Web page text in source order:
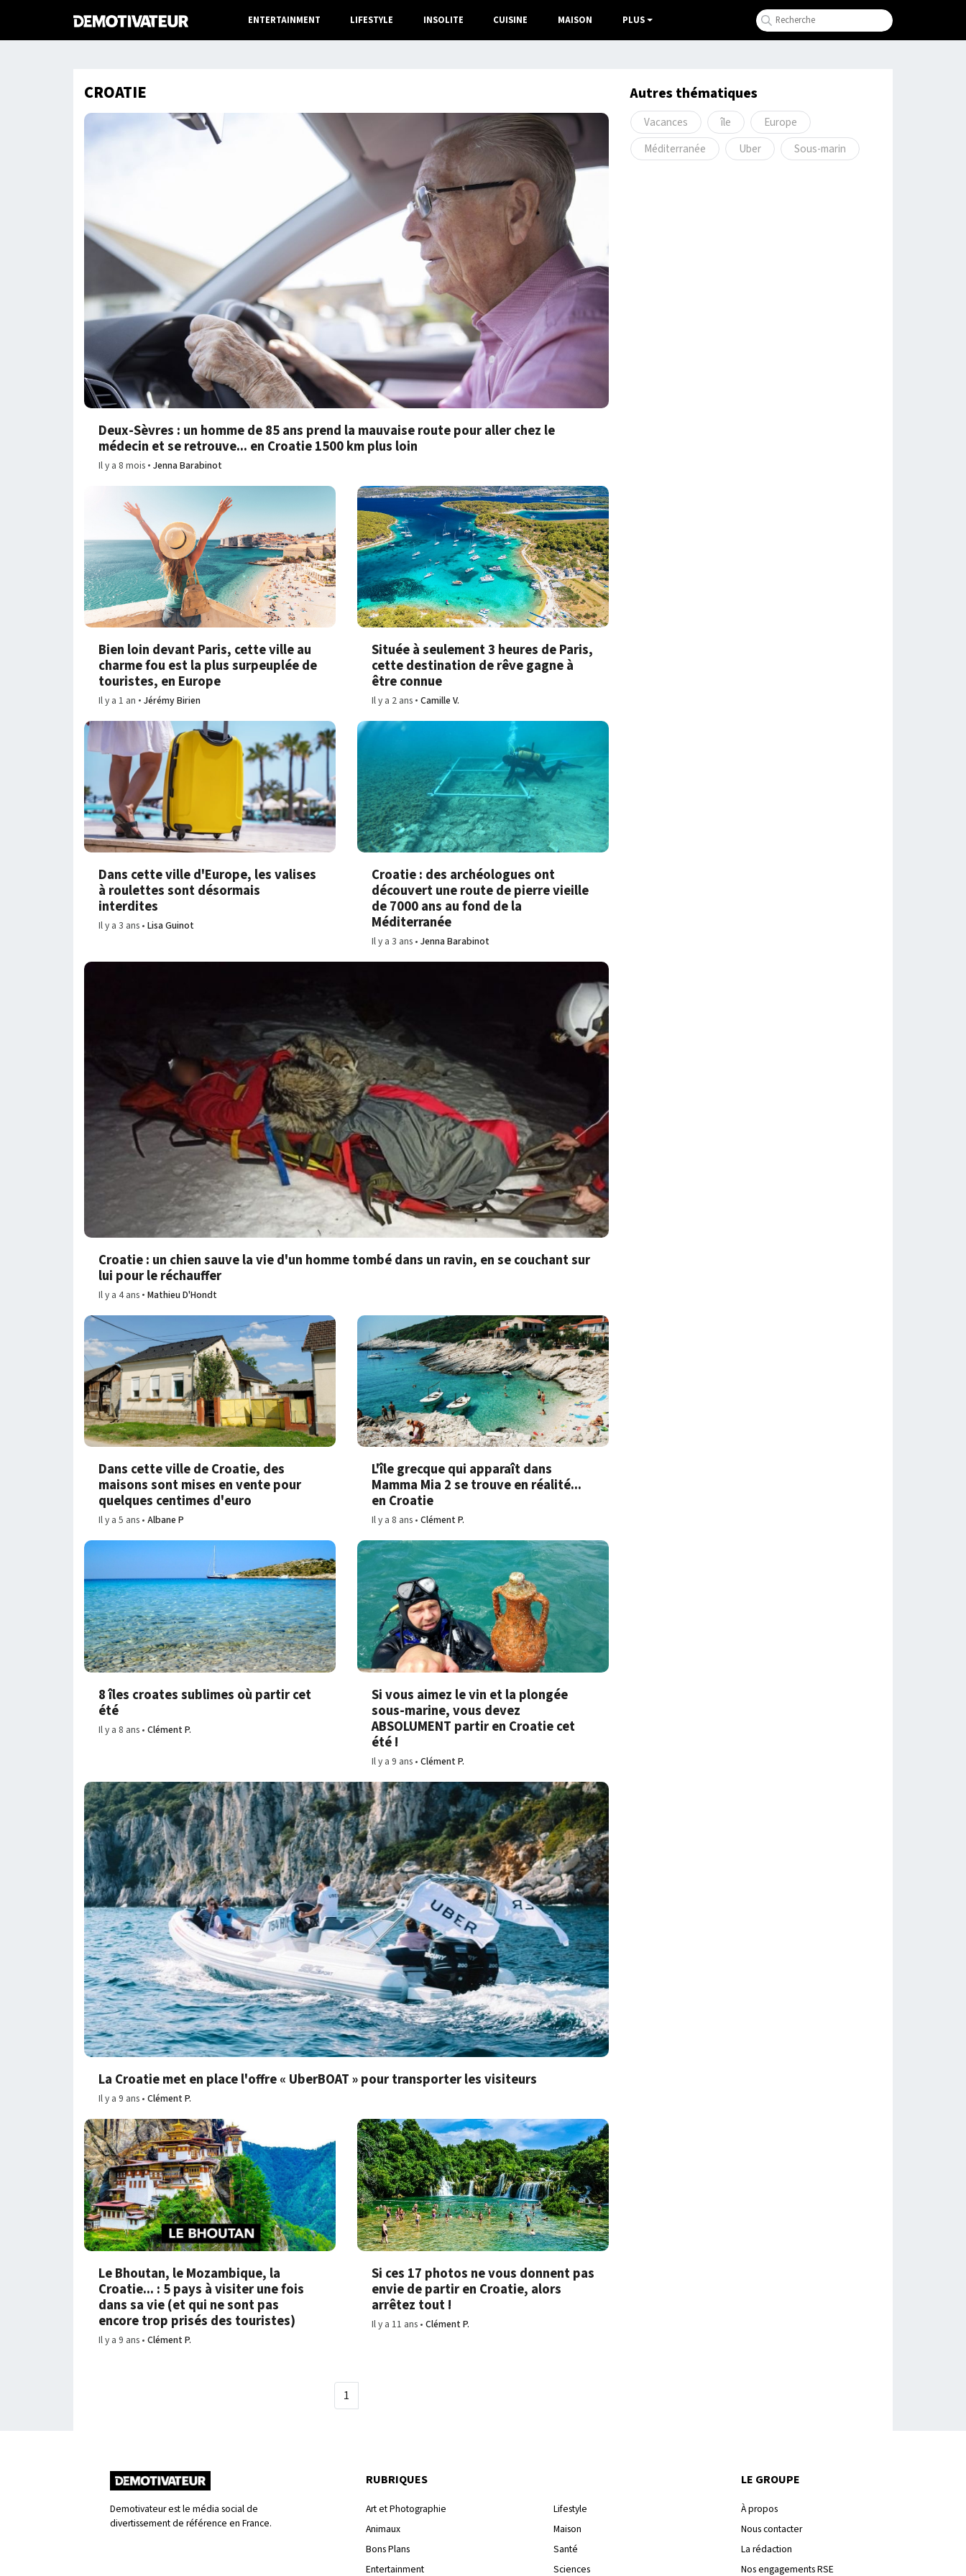
ENTERTAINMENT LIFESTYLE INSOLITE CUISINE MAISON PLUS
CROATIE
Deux-Sèvres : un homme de 85 ans prend la mauvaise route pour aller chez le
médecin et se retrouve... en Croatie 1500 km plus loin
Il y a 8 mois Jenna Barabinot
Bien loin devant Paris, cette ville au
charme fou est la plus surpeuplée de
touristes, en Europe
Il y a 1 an Jérémy Birien
Située à seulement 3 heures de Paris,
cette destination de rêve gagne à
être connue
Il y a 2 ans Camille V.
Dans cette ville d'Europe, les valises
à roulettes sont désormais
interdites
Il y a 3 ans Lisa Guinot
Croatie : des archéologues ont
découvert une route de pierre vieille
de 7000 ans au fond de la
Méditerranée
Il y a 3 ans Jenna Barabinot
Croatie : un chien sauve la vie d'un homme tombé dans un ravin, en se couchant sur
lui pour le réchauffer
Il y a 4 ans Mathieu D'Hondt
Dans cette ville de Croatie, des
maisons sont mises en vente pour
quelques centimes d'euro
Il y a 5 ans Albane P
L'île grecque qui apparaît dans
Mamma Mia 2 se trouve en réalité...
en Croatie
Il y a 8 ans Clément P.
8 îles croates sublimes où partir cet
été
Il y a 8 ans Clément P.
Si vous aimez le vin et la plongée
sous-marine, vous devez
ABSOLUMENT partir en Croatie cet
été !
Il y a 9 ans Clément P.
La Croatie met en place l'offre « UberBOAT » pour transporter les visiteurs
Il y a 9 ans Clément P.
Le Bhoutan, le Mozambique, la
Croatie... : 5 pays à visiter une fois
dans sa vie (et qui ne sont pas
encore trop prisés des touristes)
Il y a 9 ans Clément P.
Si ces 17 photos ne vous donnent pas
envie de partir en Croatie, alors
arrêtez tout !
Il y a 11 ans Clément P.
1
Autres thématiques
Vacances île
Europe
Méditerranée
Uber Sous-marin
Demotivateur est le média social de
divertissement de référence en France.
RUBRIQUES
Art et Photographie
Animaux
Bons Plans
Entertainment
Lifestyle
Maison
Santé
Sciences
LE GROUPE
À propos
Nous contacter
La rédaction
Nos engagements RSE